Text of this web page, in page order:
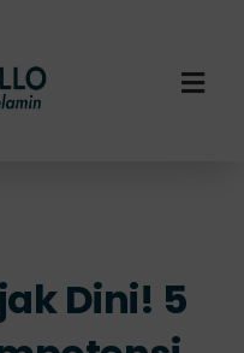
Dini! 5